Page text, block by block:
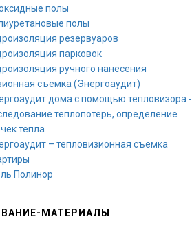
полы
полы
резервуаров
парковок
ручного нанесения
съемка (Энергоаудит)
дома с помощью тепловизора -
теплопотерь, определение
тепла
– тепловизионная съемка
Полинор
МАТЕРИАЛЫ